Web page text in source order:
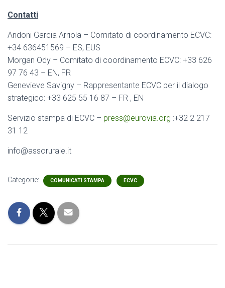
Contatti
Andoni Garcia Arriola – Comitato di coordinamento ECVC:
+34 636451569 – ES, EUS
Morgan Ody – Comitato di coordinamento ECVC: +33 626
97 76 43 – EN, FR
Genevieve Savigny – Rappresentante ECVC per il dialogo
strategico: +33 625 55 16 87 – FR , EN
Servizio stampa di ECVC – press@eurovia.org :+32 2 217
31 12
info@assorurale.it
Categorie: COMUNICATI STAMPA ECVC